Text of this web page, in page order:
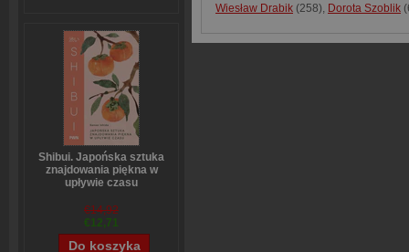
Shibui. Japońska sztuka
znajdowania piękna w
upływie czasu
€14,92
€12,71
Wiesław Drabik (258) Dorota Szoblik